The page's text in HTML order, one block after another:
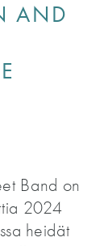
AND
Band on
2024
heidät